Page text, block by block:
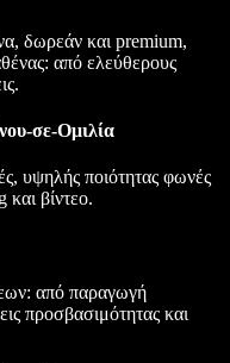
δωρεάν και premium,
από ελεύθερους
σε-Ομιλία
υψηλής ποιότητας φωνές
και βίντεο.
από παραγωγή
προσβασιμότητας και